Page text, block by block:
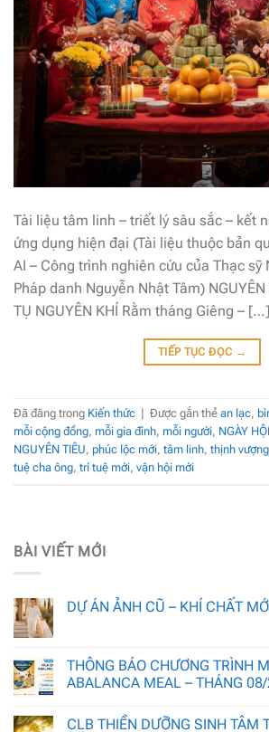
Tài liệu tâm linh – triết lý sâu sắc – kết
ứng dụng hiện đại (Tài liệu thuộc bản
AI – Công trình nghiên cứu của Thạc sỹ
Pháp danh Nguyễn Nhật Tâm) NGUYÊN
TỤ NGUYÊN KHÍ Rằm tháng Giêng – […]
TIẾP TỤC ĐỌC →
Đã đăng trong Kiến thức Được gắn thẻ an lạc,
mỗi cộng đồng, mỗi gia đình, mỗi người, NGÀY
NGUYÊN TIÊU, phúc lộc mới, tâm linh, thịnh vượng
tuệ cha ông, trí tuệ mới, vận hội mới
BÀI VIẾT MỚI
DỰ ÁN ẢNH CŨ – KHÍ CHẤT
THÔNG BÁO CHƯƠNG TRÌNH
ABALANCA MEAL – THÁNG
CLB THIỀN DƯỠNG SINH TÂM